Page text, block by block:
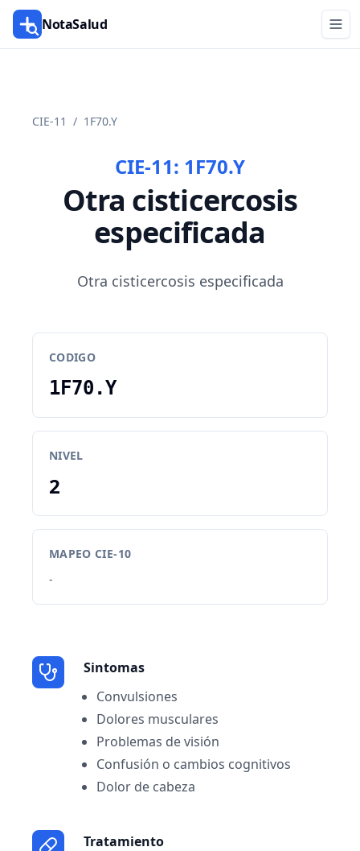
NotaSalud
CIE-11 / 1F70.Y
CIE-11: 1F70.Y
Otra cisticercosis
especificada
Otra cisticercosis especificada
CODIGO
1F70.Y
NIVEL
2
MAPEO CIE-10
-
Sintomas
Convulsiones
Dolores musculares
Problemas de visión
Confusión o cambios cognitivos
Dolor de cabeza
Tratamiento